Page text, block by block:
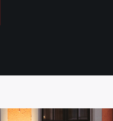
SEITE
SEITESEITESEITE